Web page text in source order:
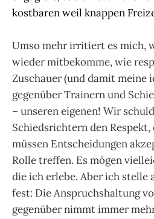
kostbaren weil knappen
Umso mehr irritiert es mich,
wieder mitbekomme, wie
Zuschauer (und damit meine
gegenüber Trainern und
– unseren eigenen! Wir
Schiedsrichtern den
müssen Entscheidungen
Rolle treffen. Es mögen
die ich erlebe. Aber ich stelle
fest: Die Anspruchshaltung
gegenüber nimmt immer